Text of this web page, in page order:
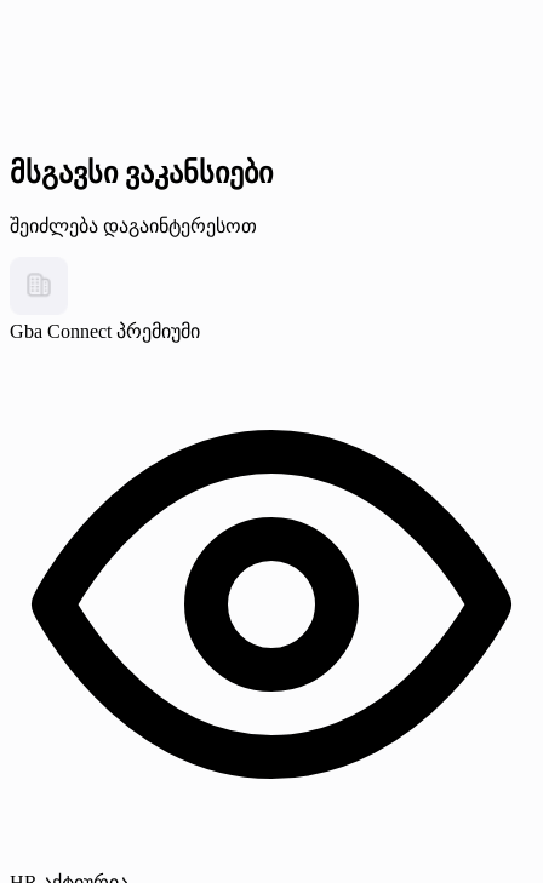
მსგავსი ვაკანსიები
შეიძლება დაგაინტერესოთ
Gba Connect პრემიუმი